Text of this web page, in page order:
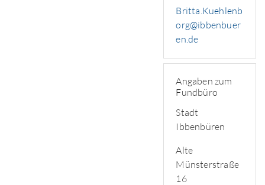
Britta.Kuehlenb
org@ibbenbuer
en.de
Angaben zum
Fundbüro
Stadt
Ibbenbüren
Alte
Münsterstraße
16